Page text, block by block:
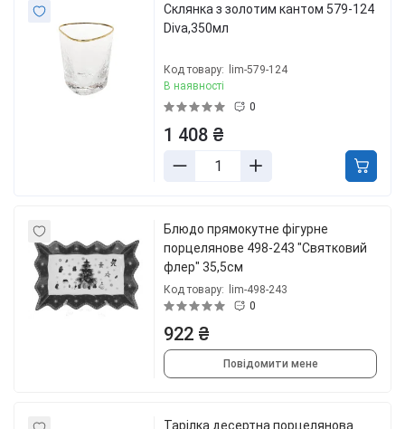
Склянка з золотим кантом 579-124
Diva,350мл
Код товару:
lim-579-124
В наявності
0
1 408 ₴
Блюдо прямокутне фігурне
порцелянове 498-243 "Святковий
флер" 35,5см
Код товару:
lim-498-243
0
922 ₴
Повідомити мене
Тарілка десертна порцелянова